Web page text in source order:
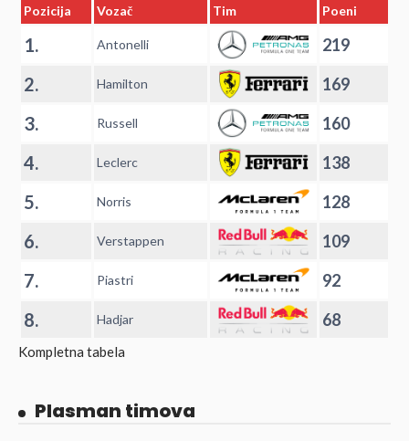
Pozicija Vozač Tim Poeni
1. Antonelli 219
2. Hamilton 169
3. Russell 160
4. Leclerc 138
5. Norris 128
6. Verstappen 109
7. Piastri 92
8. Hadjar 68
Kompletna tabela
Plasman timova